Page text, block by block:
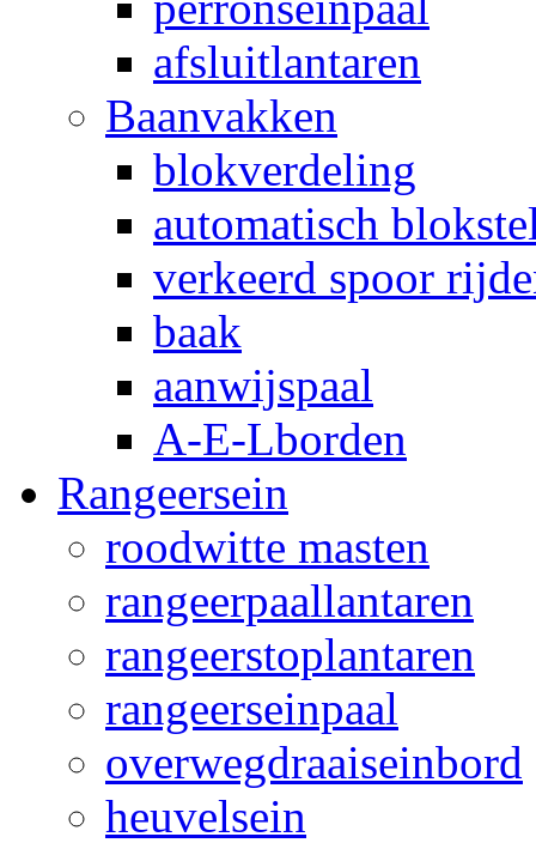
afsluitlantaren
Baanvakken
blokverdeling
automatisch
verkeerd spoor
baak
aanwijspaal
A-E-Lborden
Rangeersein
roodwitte masten
rangeerpaallantaren
rangeerstoplantaren
rangeerseinpaal
overwegdraaiseinbord
heuvelsein